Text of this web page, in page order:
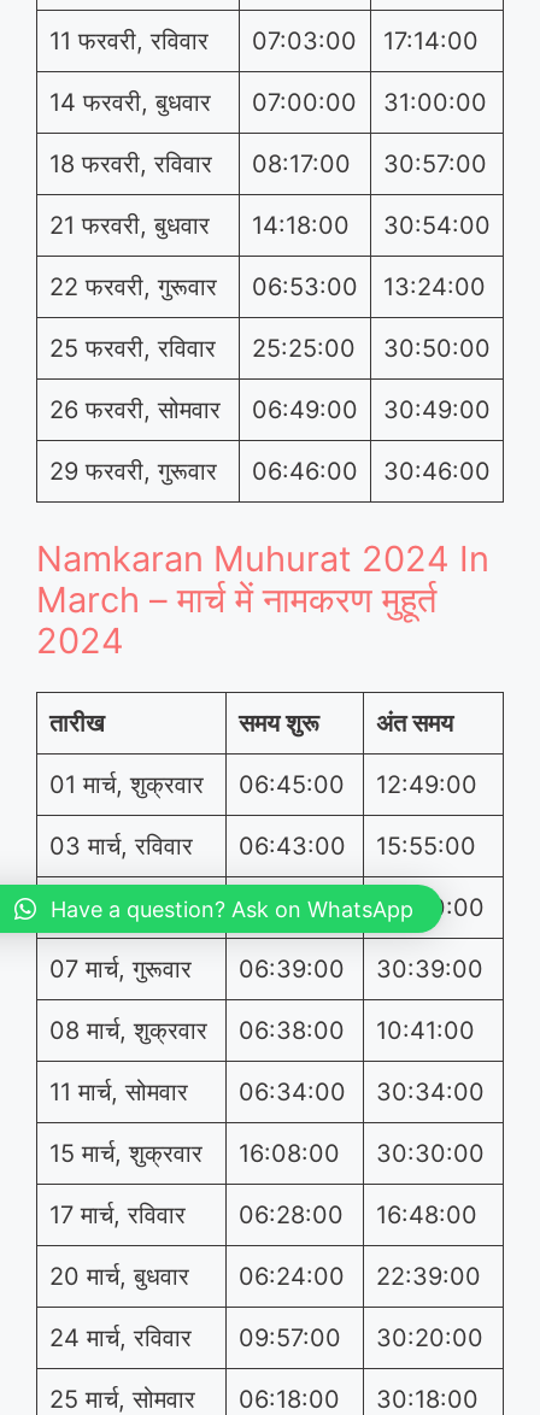
11 फरवरी, रविवार 07:03:00 17:14:00
14 फरवरी, बुधवार 07:00:00 31:00:00
18 फरवरी, रविवार 08:17:00 30:57:00
21 फरवरी, बुधवार 14:18:00 30:54:00
22 फरवरी, गुरूवार 06:53:00 13:24:00
25 फरवरी, रविवार 25:25:00 30:50:00
26 फरवरी, सोमवार 06:49:00 30:49:00
29 फरवरी, गुरूवार 06:46:00 30:46:00
Namkaran Muhurat 2024 In
March – मार्च में नामकरण मुहूर्त
2024
तारीख समय शुरू अंत समय
01 मार्च, शुक्रवार 06:45:00 12:49:00
03 मार्च, रविवार 06:43:00 15:55:00
06 मार्च, बुधवार 14:53:00 30:40:00
07 मार्च, गुरूवार 06:39:00 30:39:00
08 मार्च, शुक्रवार 06:38:00 10:41:00
11 मार्च, सोमवार 06:34:00 30:34:00
15 मार्च, शुक्रवार 16:08:00 30:30:00
17 मार्च, रविवार 06:28:00 16:48:00
20 मार्च, बुधवार 06:24:00 22:39:00
24 मार्च, रविवार 09:57:00 30:20:00
25 मार्च, सोमवार 06:18:00 30:18:00
Have a question? Ask on WhatsApp